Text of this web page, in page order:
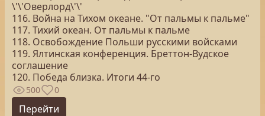
\'\'Оверлорд\'\'
116. Война на Тихом океане. "От пальмы к пальме"
117. Тихий океан. От пальмы к пальме
118. Освобождение Польши русскими войсками
119. Ялтинская конференция. Бреттон-Вудское
соглашение
120. Победа близка. Итоги 44-го
500 0
Перейти